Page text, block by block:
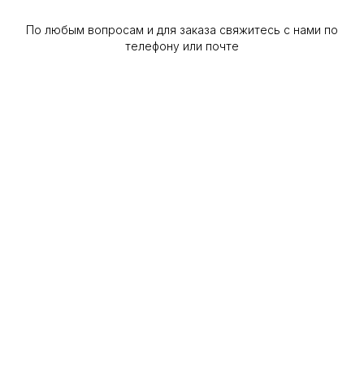
По любым вопросам и для заказа свяжитесь с нами по
телефону или почте